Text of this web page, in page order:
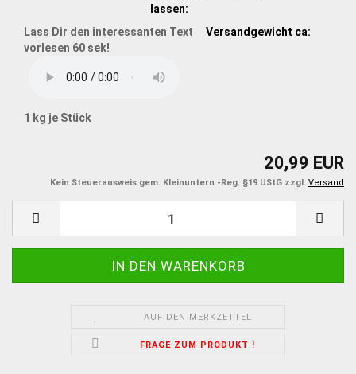
lassen:
Lass Dir den interessanten Text
vorlesen 60 sek!
Versandgewicht ca:
1 kg je Stück
20,99 EUR
Kein Steuerausweis gem. Kleinuntern.-Reg. §19 UStG zzgl. Versand
AUF DEN MERKZETTEL
FRAGE ZUM PRODUKT !